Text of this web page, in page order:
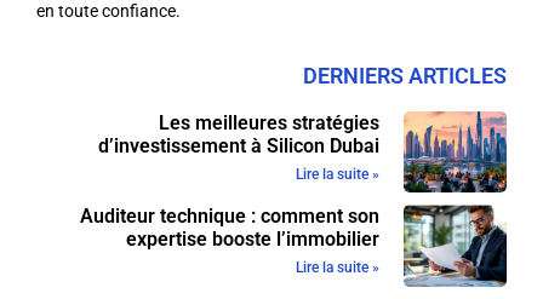
en toute confiance.
DERNIERS ARTICLES
Les meilleures stratégies
d’investissement à Silicon Dubai
Lire la suite »
Auditeur technique : comment son
expertise booste l’immobilier
Lire la suite »